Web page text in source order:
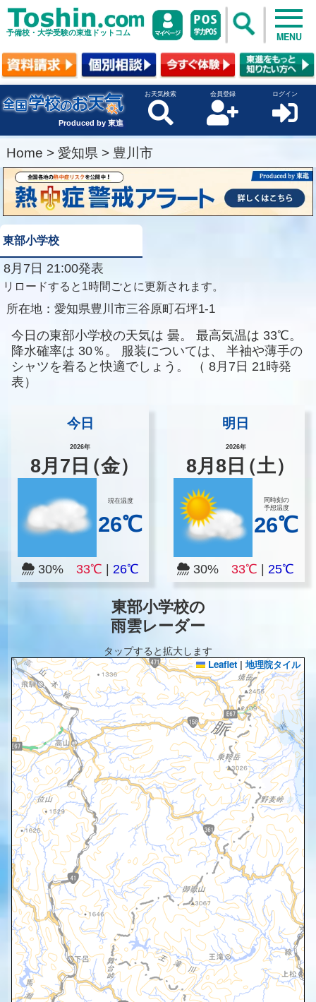
予備校・大学受験の東進ドットコム MENU
Produced by 東進
お天気検索 会員登録 ログイン
Home > 愛知県 > 豊川市
東部小学校
8月7日 21:00発表
リロードすると1時間ごとに更新されます。
所在地： 愛知県豊川市三谷原町石坪1-1
今日の東部小学校の天気は 曇。 最高気温は 33℃。
降水確率は 30％。 服装については、
半袖や薄手の
シャツを着ると快適でしょう。
（ 8月7日 21時発
表）
今日
2026年
8月 7 日（金）
現在温度
26℃
30% 33℃ 26℃
明日
2026年
8月8 日（土）
同時刻の
予想温度
26℃
30% 33℃ |25℃
東部小学校の
雨雲レーダー
タップすると拡大します
Leaflet | 地理院タイル